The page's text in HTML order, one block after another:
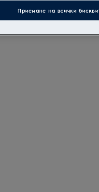
Приемане на всички